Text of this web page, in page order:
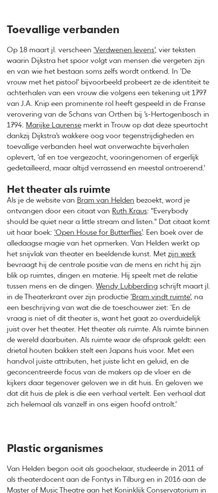
Toevallige verbanden
Op 18 maart jl. verscheen ‘Verdwenen levens’, vier teksten
waarin Dijkstra het spoor volgt van mensen die vergeten zijn
en van wie het bestaan soms zelfs wordt ontkend. In ‘De
vrouw met het pistool’ bijvoorbeeld probeert ze de identiteit te
achterhalen van een vrouw die volgens een tekening uit 1797
van J.A. Knip een prominente rol heeft gespeeld in de Franse
verovering van de Schans van Orthen bij ’s-Hertogenbosch in
1794. Marijke Laurense merkt in Trouw op dat deze speurtocht
dankzij Dijkstra’s wakkere oog voor tegenstrijdigheden en
toevallige verbanden heel wat onverwachte bijverhalen
oplevert, ‘af en toe vergezocht, vooringenomen of ergerlijk
gedetailleerd, maar altijd verrassend en meestal ontroerend.’
Het theater als ruimte
Als je de website van Bram van Helden bezoekt, word je
ontvangen door een citaat van Ruth Kraus: "Everybody
should be quiet near a little stream and listen." Dat citaat komt
uit haar boek: ‘Open House for Butterflies’. Een boek over de
alledaagse magie van het opmerken. Van Helden werkt op
het snijvlak van theater en beeldende kunst. Metzijn werk
bevraagt hij de centrale positie van de mens en richt hij zijn
blik op ruimtes, dingen en materie. Hij speelt met de relatie
tussen mens en de dingen.Wendy Lubberding schrijft maart jl.
in de Theaterkrant over zijn productie ‘Bram vindt ruimte’, na
een beschrijving van wat die de toeschouwer ziet: ‘En de
vraag is niet of dit theater is, want het gaat zo overduidelijk
juist over het theater. Het theater als ruimte. Als ruimte binnen
de wereld daarbuiten. Als ruimte waar de afspraak geldt: een
drietal houten bakken stelt een Japans huis voor. Met een
handvol juiste attributen, het juiste licht en geluid, en de
geconcentreerde focus van de makers op de vloer en de
kijkers daar tegenover geloven we in dit huis. En geloven we
dat dit huis de plek is die een verhaal vertelt. Een verhaal dat
zich helemaal als vanzelf in ons eigen hoofd ontrolt.’
Plastic organismes
Van Helden begon ooit als goochelaar, studeerde in 2011 af
als theaterdocent aan de Fontys in Tilburg en in 2016 aan de
Master of Music Theatre aan het Koninklijk Conservatorium in